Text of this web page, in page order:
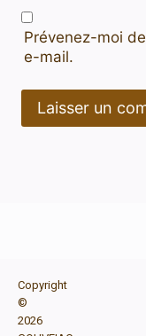
Prévenez-moi
e-mail.
Copyright
©
2026